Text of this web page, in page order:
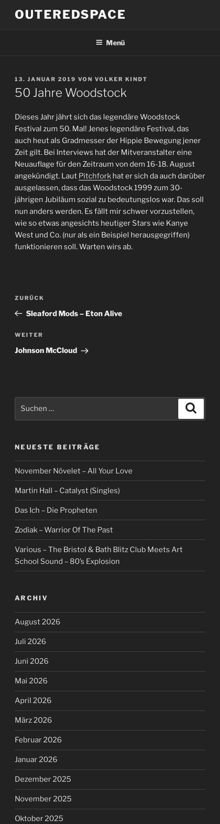
InhaltOUTEREDSPACE
Menü
VERÖFFENTLICHT
AM
13. JANUAR 2019 VON VOLKER KINDT
50 Jahre Woodstock
Dieses Jahr jährt sich das legendäre Woodstock
Festival zum 50. Mal! Jenes legendäre Festival, das
auch heut als Gradmesser der Hippie Bewegung jener
Zeit gilt. Bei Interviews hat der Mitveranstalter eine
Neuauflage für den Zeitraum von dem 16-18. August
angekündigt. Laut Pitchfork hat er sich da auch darüber
ausgelassen, dass das Woodstock 1999 zum 30-
jährigen Jubiläum sozial zu bedeutungslos war. Das soll
nun anders werden. Es fällt mir schwer vorzustellen,
wie so etwas angesichts heutiger Stars wie Kanye
West und Co. (nur als ein Beispiel herausgegriffen)
funktionieren soll. Warten wirs ab.
Beitragsnavigation
Vorheriger
Beitrag
ZURÜCK
Sleaford Mods – Eton Alive
Nächster
Beitrag
WEITER
Johnson McCloud
NEUESTE BEITRÄGE
November Növelet – All Your Love
Martin Hall – Catalyst (Singles)
Das Ich – Die Propheten
Zodiak – Warrior Of The Past
Various – The Bristol & Bath Blitz Club Meets Art
School Sound – 80’s Explosion
ARCHIV
August 2026
Juli 2026
Juni 2026
Mai 2026
April 2026
März 2026
Februar 2026
Januar 2026
Dezember 2025
November 2025
Oktober 2025